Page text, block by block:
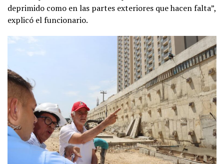
deprimido como en las partes exteriores que hacen falta”,
explicó el funcionario.